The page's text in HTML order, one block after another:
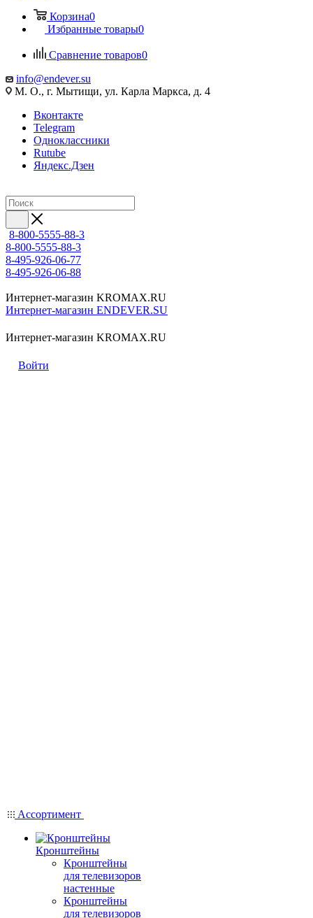
Корзина0
Избранные товары0
Сравнение товаров0
info@endever.su
М. О., г. Мытищи, ул. Карла Маркса, д. 4
Вконтакте
Telegram
Одноклассники
Rutube
Яндекс.Дзен
8-800-5555-88-3
8-800-5555-88-3
8-495-926-06-77
8-495-926-06-88
Интернет-магазин KROMAX.RU
Интернет-магазин ENDEVER.SU
Интернет-магазин KROMAX.RU
Войти
Ассортимент
Кронштейны
Кронштейны
для телевизоров
настенные
Кронштейны
для телевизоров